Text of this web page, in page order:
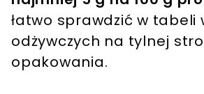
łatwo sprawdzić w tabeli
odżywczych na tylnej
opakowania.